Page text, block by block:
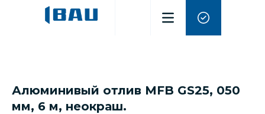
Алюминивый отлив MFB GS25, 050
мм, 6 м, неокраш.